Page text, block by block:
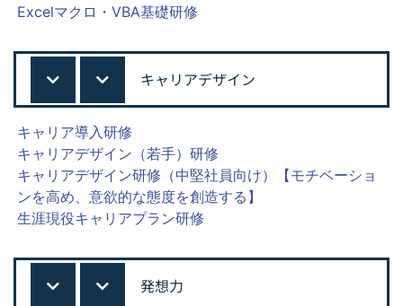
Excelマクロ・VBA基礎研修
キャリアデザイン
キャリア導入研修
キャリアデザイン（若手）研修
キャリアデザイン研修（中堅社員向け）【モチベーショ
ンを高め、意欲的な態度を創造する】
生涯現役キャリアプラン研修
発想力